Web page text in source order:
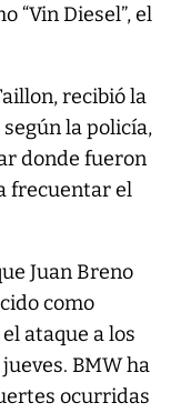
“Vin Diesel”, el
recibió la
la policía,
donde fueron
frecuentar el
Juan Breno
como
ataque a los
BMW ha
ocurridas